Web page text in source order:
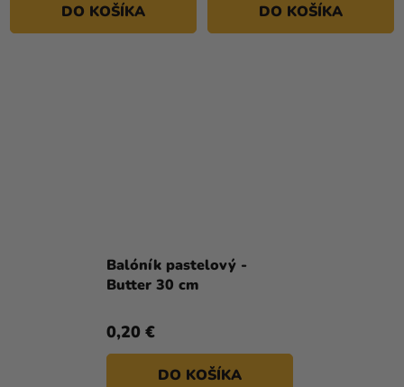
DO KOŠÍKA DO KOŠÍKA
Balóník pastelový -
Butter 30 cm
0,20 €
DO KOŠÍKA